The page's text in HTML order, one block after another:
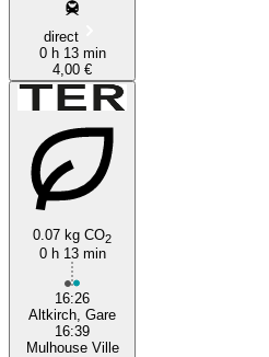
direct
0 h 13 min
4,00 €
0.07 kg CO2
0 h 13 min
16:26
Altkirch, Gare
16:39
Mulhouse Ville